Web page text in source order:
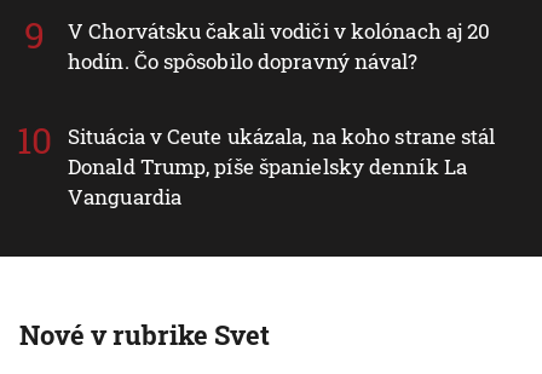
V Chorvátsku čakali vodiči v kolónach aj 20
hodín. Čo spôsobilo dopravný nával?
Situácia v Ceute ukázala, na koho strane stál
Donald Trump, píše španielsky denník La
Vanguardia
Nové v rubrike Svet